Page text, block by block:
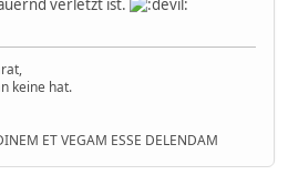
verletzt ist.
keine hat.
ET VEGAM ESSE DELENDAM